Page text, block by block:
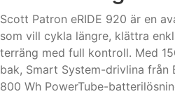
Scott Patron eRIDE 920 är en
som vill cykla längre, klättra
terräng med full kontroll. Med
bak, Smart System-drivlina från
800 Wh PowerTube-